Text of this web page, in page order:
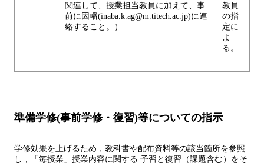
関連して、授業担当教員に加えて、事
前に因幡(inaba.k.ag@m.titech.ac.jp)に連
絡すること。）
教員
の指
定に
よ
る。
準備学修(事前学修・復習)等についての指示
学修効果を上げるため，教科書や配布資料等の該当箇所を参照
し，「毎授業」授業内容に関する 予習と復習（課題含む）をそ